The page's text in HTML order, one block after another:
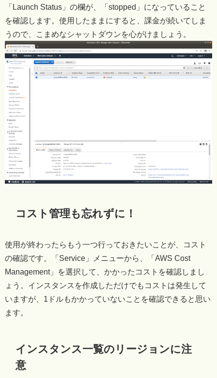
「Launch Status」の欄が、「stopped」になっていること
を確認します。使用したままにすると、課金が続いてしま
うので、こまめなシャットダウンを心がけましょう。
コスト管理も忘れずに！
使用が終わったらもう一つ行っておきたいことが、コスト
の確認です。「Service」メニューから、「AWS Cost
Management」を選択して、かかったコストを確認しまし
ょう。インスタンスを作成しただけでもコストは発生して
いますが、1ドルもかかっていないことを確認できると思い
ます。
インスタンス一覧のリージョンに注
意